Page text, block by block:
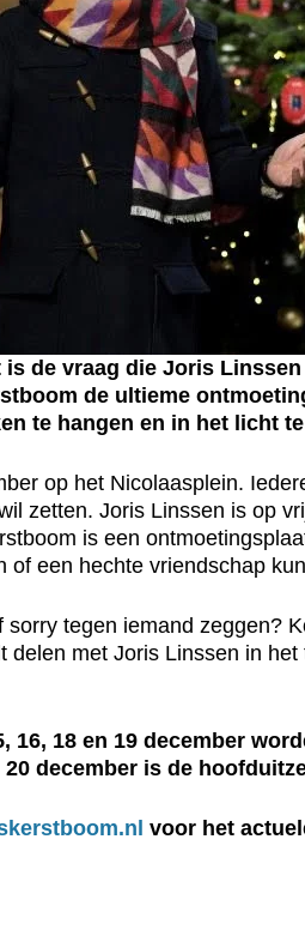
de vraag die Joris
de ultieme
te hangen en in het licht
op het Nicolaasplein.
zetten. Joris Linssen is op
is een
een hechte vriendschap
tegen iemand zeggen?
met Joris Linssen in
16, 18 en 19 december
december is de
voor het